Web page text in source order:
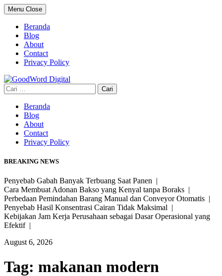
Skip
to
content
Menu Close
Beranda
Blog
About
Contact
Privacy Policy
Cari
untuk:
Beranda
Blog
About
Contact
Privacy Policy
BREAKING NEWS
Penyebab Gabah Banyak Terbuang Saat Panen |
Cara Membuat Adonan Bakso yang Kenyal tanpa Boraks |
Perbedaan Pemindahan Barang Manual dan Conveyor Otomatis |
Penyebab Hasil Konsentrasi Cairan Tidak Maksimal |
Kebijakan Jam Kerja Perusahaan sebagai Dasar Operasional yang
Efektif |
August 6, 2026
Tag: makanan modern